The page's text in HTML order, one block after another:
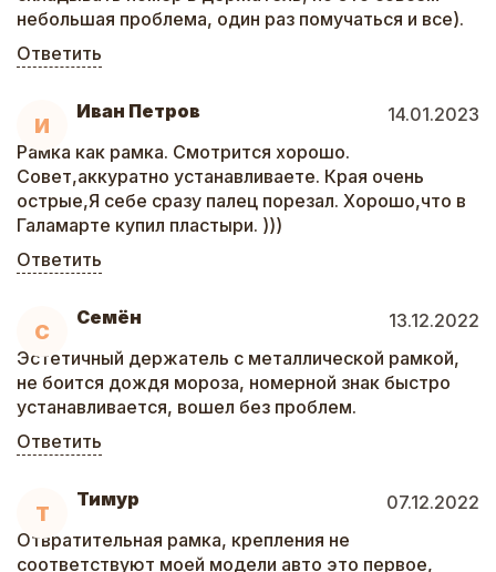
небольшая проблема, один раз помучаться и все).
Ответить
И
Иван Петров
14.01.2023
Рамка как рамка. Смотрится хорошо.
Совет,аккуратно устанавливаете. Края очень
острые,Я себе сразу палец порезал. Хорошо,что в
Галамарте купил пластыри. )))
Ответить
С
Семён
13.12.2022
Эстетичный держатель с металлической рамкой,
не боится дождя мороза, номерной знак быстро
устанавливается, вошел без проблем.
Ответить
Т
Тимур
07.12.2022
Отвратительная рамка, крепления не
соответствуют моей модели авто это первое,